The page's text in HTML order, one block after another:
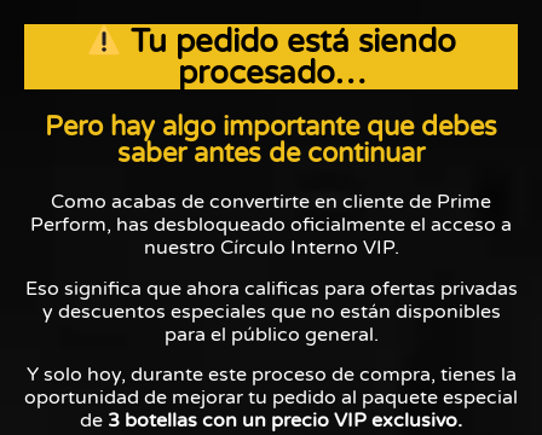
Tu pedido está siendo
procesado…
Pero hay algo importante que debes
saber antes de continuar
Como acabas de convertirte en cliente de Prime
Perform, has desbloqueado oficialmente el acceso a
nuestro Círculo Interno VIP.
Eso significa que ahora calificas para ofertas privadas
y descuentos especiales que no están disponibles
para el público general.
Y solo hoy, durante este proceso de compra, tienes la
oportunidad de mejorar tu pedido al paquete especial
de 3 botellas con un precio VIP exclusivo.